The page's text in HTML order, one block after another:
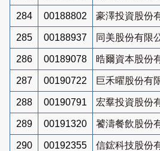
284 00188802 豪澤投資股份
285 00188937 同美股份有限
286 00189078 晧爾資本股份
287 00190722 巨禾曜股份有
288 00190791 宏羣投資股份
289 00191320 饕濤餐飲股份
290 00192355 信鋐科技股份